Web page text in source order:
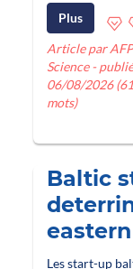
Plus
Article par
Science -
06/08/2026
mots)
Baltic
Les start-up